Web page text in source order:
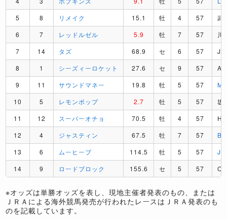
5
8 リメイク 15.1 牡 4 57
武
6
7 レッドルゼル 5.9 牡 7 57
川
7
14 タズ 68.9 セ 6 57
J
8
1 シーズィーロケット 27.6 セ 9 57
A
9
11 サウンドマネー 19.8 牡 5 57
M
10
5 レモンポップ 2.7 牡 5 57
坂
11
12 スーパーオチョ 70.5 牡 4 57
H
12
4 ジャスティン 67.5 牡 7 57
B
13
6 ムーヒーブ 114.5 牡 5 57
J
14
9 ロードブロック 155.6 セ 5 57 O
※オッズは単勝オッズを表し、現地主催者発表のもの、または
ＪＲＡによる海外競馬発売が行われたレースはＪＲＡ発表のも
のを記載しています。